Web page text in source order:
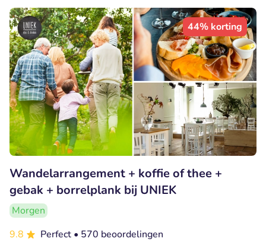
44% korting
Wandelarrangement + koffie of thee +
gebak + borrelplank bij UNIEK
Morgen
9.8
Perfect • 570 beoordelingen